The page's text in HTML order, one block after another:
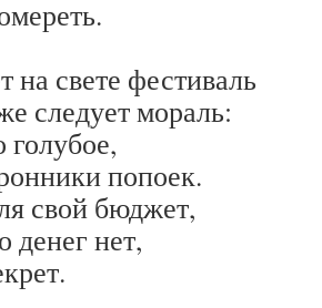
на свете фестиваль
следует мораль:
голубое,
попоек.
свой бюджет,
денег нет,